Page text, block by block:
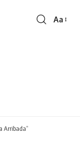
Aa
Arribada”